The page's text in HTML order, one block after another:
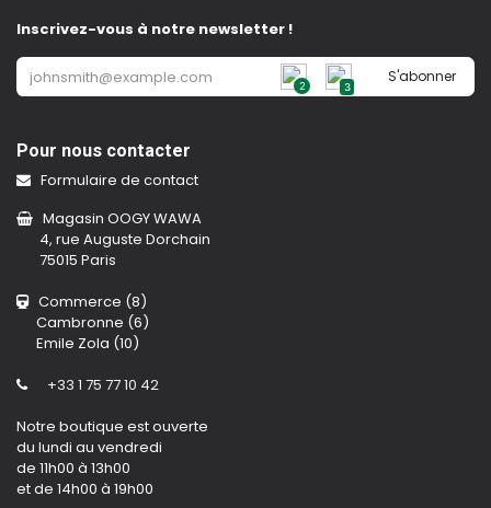
Inscrivez-vous à notre newsletter !
2 3
S'abonner
Pour nous contacter
Formulaire de contact
Magasin OOGY WAWA
4, rue Auguste Dorchain
75015 Paris
Commerce (8)
Cambronne (6)
Emile Zola (10)
+33 1 75 77 10 42
Notre boutique est ouverte
du lundi au vendredi
de 11h00 à 13h00
et de 14h00 à 19h00